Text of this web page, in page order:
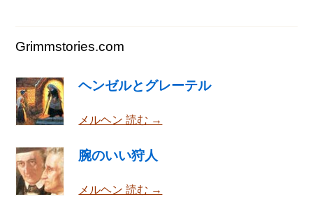
Grimmstories.com
ヘンゼルとグレーテル
メルヘン 読む →
腕のいい狩人
メルヘン 読む →